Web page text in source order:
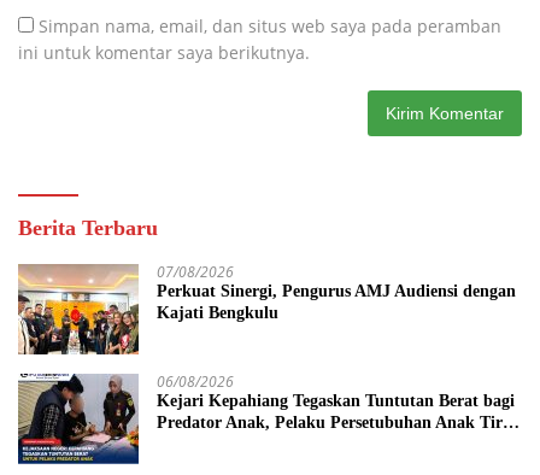
Simpan nama, email, dan situs web saya pada peramban
ini untuk komentar saya berikutnya.
Berita Terbaru
07/08/2026
Perkuat Sinergi, Pengurus AMJ Audiensi dengan
Kajati Bengkulu
06/08/2026
Kejari Kepahiang Tegaskan Tuntutan Berat bagi
Predator Anak, Pelaku Persetubuhan Anak Tiri